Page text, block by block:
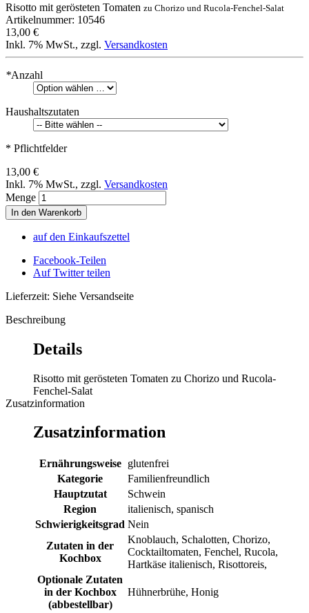
Risotto mit gerösteten Tomaten zu Chorizo und Rucola-Fenchel-Salat
Artikelnummer: 10546
13,00 €
Inkl. 7% MwSt., zzgl. Versandkosten
*Anzahl
Haushaltszutaten
* Pflichtfelder
13,00 €
Inkl. 7% MwSt., zzgl. Versandkosten
Menge
In den Warenkorb
auf den Einkaufszettel
Facebook-Teilen
Auf Twitter teilen
Lieferzeit: Siehe Versandseite
Beschreibung
Details
Risotto mit gerösteten Tomaten zu Chorizo und Rucola-
Fenchel-Salat
Zusatzinformation
Zusatzinformation
Ernährungsweise
glutenfrei
Kategorie
Familienfreundlich
Hauptzutat
Schwein
Region
italienisch, spanisch
Schwierigkeitsgrad Nein
Zutaten in der
Kochbox
Knoblauch, Schalotten, Chorizo,
Cocktailtomaten, Fenchel, Rucola,
Hartkäse italienisch, Risottoreis,
Optionale Zutaten
in der Kochbox
(abbestellbar)
Hühnerbrühe, Honig